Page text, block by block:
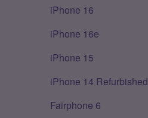
iPhone 16
iPhone 16e
iPhone 15
iPhone 14 Refurbished
Fairphone 6